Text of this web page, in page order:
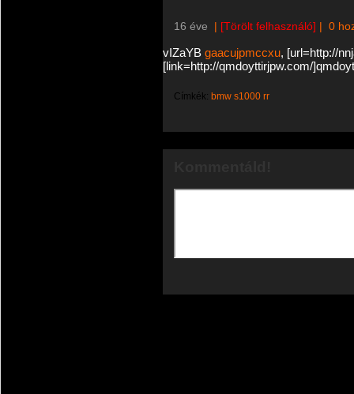
16 éve | [Törölt felhasználó] | 0
vIZaYB gaacujpmccxu, [url=http://
[link=http://qmdoyttirjpw.com/
Címkék: bmw s1000 rr